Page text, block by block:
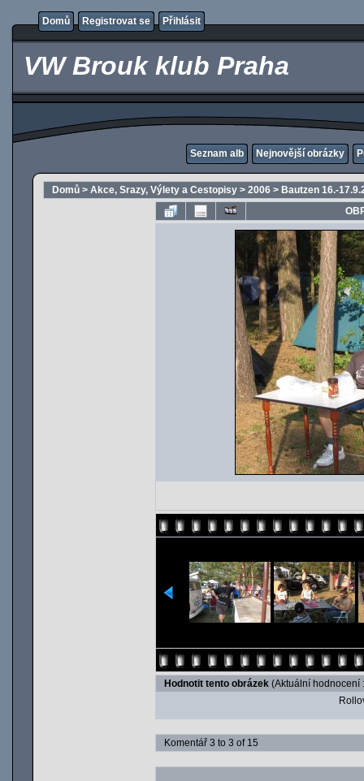
Domů Registrovat se Přihlásit
VW Brouk klub Praha
Seznam alb Nejnovější obrázky
Domů > Akce, Srazy, Výlety a Cestopisy > 2006 > Bautzen 16.-
Hodnotit tento obrázek (Aktuální hodnocení
Komentář 3 to 3 of 15